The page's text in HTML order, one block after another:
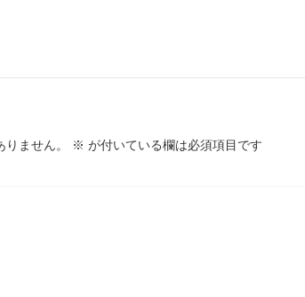
ません。 ※ が付いている欄は必須項目です